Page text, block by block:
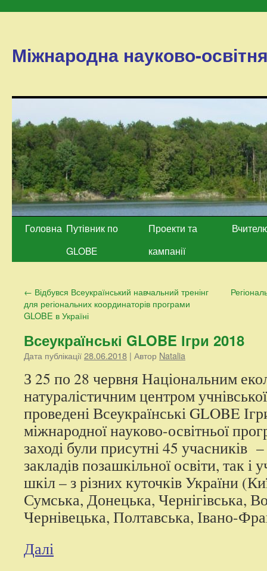
Міжнародна науково-
Перейти
Головна Путівник по
GLOBE
Проекти та
кампанії
← Відбувся Всеукраїнський навчальний тренінг
для регіональних координаторів програми
GLOBE в Україні
Всеукраїнські GLOBE Ігри 2018
Дата публікації28.06.2018 | Автор Natalia
З 25 по 28 червня Національним
натуралістичним центром
проведені Всеукраїнські GLOBE
міжнародної науково-освітньої
заході були присутні 45 учасників
закладів позашкільної освіти, так і
шкіл – з різних куточків України
Сумська, Донецька, Чернігівська,
Чернівецька, Полтавська, Івано-
Далі